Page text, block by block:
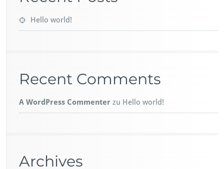
Hello world!
Recent Comments
A WordPress Commenter zu Hello world!
Archives